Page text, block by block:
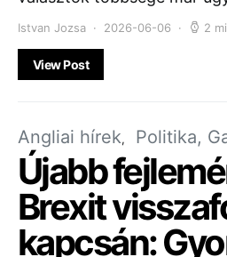
Istvan Jozsa 2026-06-06 2
View Post
Angliai hírek Politika,
Újabb
Brexit
kapcsán: